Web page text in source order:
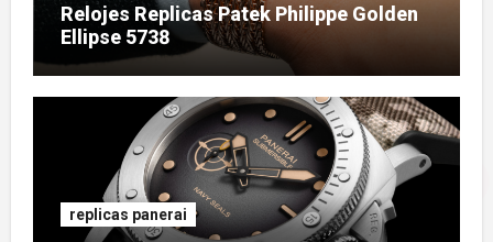
Relojes Replicas Patek Philippe Golden
Ellipse 5738
replicas panerai